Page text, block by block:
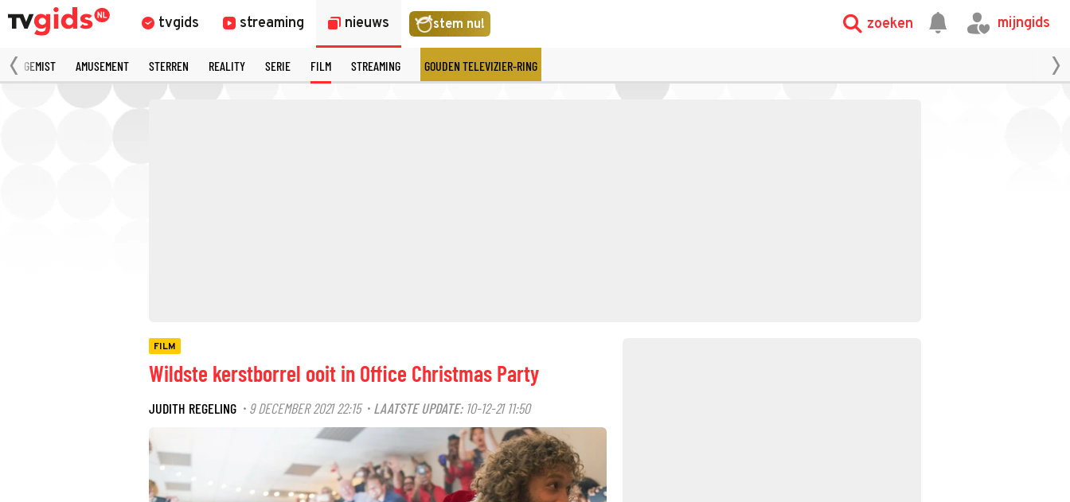
tvgids streaming nieuws stem nu! zoeken mijngids
GEMIST AMUSEMENT STERREN REALITY SERIE FILM STREAMING GOUDEN TELEVIZIER-RING
FILM
Wildste kerstborrel ooit in Office Christmas Party
JUDITH REGELING · 9 DECEMBER 2021 22:15· LAATSTE UPDATE: 10-12-21 11:50